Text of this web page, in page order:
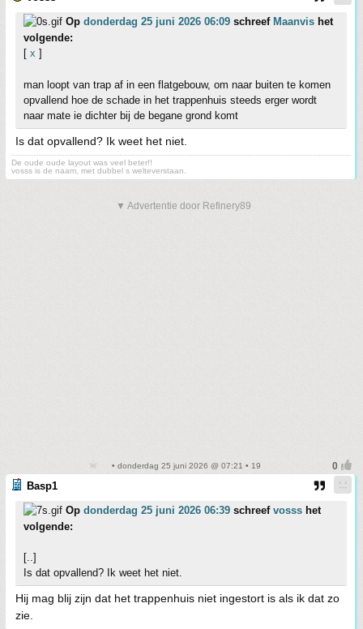
Op donderdag 25 juni 2026 06:09 schreef Maanvis het
volgende:
[ x ]
man loopt van trap af in een flatgebouw, om naar buiten te komen
opvallend hoe de schade in het trappenhuis steeds erger wordt
naar mate ie dichter bij de begane grond komt
Is dat opvallend? Ik weet het niet.
De oude oude layout was veel beter!!
vosss is de naam, met dubbel s welteverstaan.
▼ Advertentie door Refinery89
• donderdag 25 juni 2026 @ 07:21 • 19
Basp1
Op donderdag 25 juni 2026 06:39 schreef vosss het
volgende:
[..]
Is dat opvallend? Ik weet het niet.
Hij mag blij zijn dat het trappenhuis niet ingestort is als ik dat zo
zie.